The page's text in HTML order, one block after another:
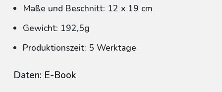
Maße und Beschnitt: 12 x 19 cm
Gewicht: 192,5g
Produktionszeit: 5 Werktage
Daten: E-Book